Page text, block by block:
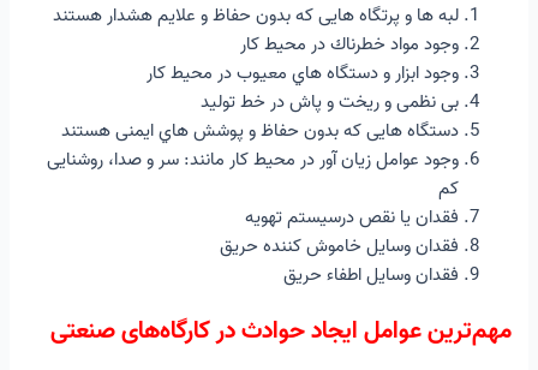
لبه ها و پرتگاه هايی که بدون حفاظ و علایم هشدار هستند
وجود مواد خطرناك در محیط کار
وجود ابزار و دستگاه هاي معیوب در محیط کار
بی نظمی و ریخت و پاش در خط تولید
دستگاه هايی که بدون حفاظ و پوشش هاي ایمنی هستند
وجود عوامل زیان آور در محیط کار مانند: سر و صدا، روشنایی
کم
فقدان یا نقص درسیستم تهویه
فقدان وسایل خاموش کننده حریق
فقدان وسایل اطفاء حریق
مهم‌ترین عوامل ایجاد حوادث در کارگاه‌های صنعتی